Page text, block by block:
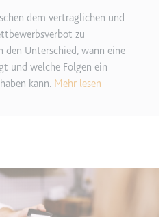
Storage
dem vertraglichen und
zu
den Unterschied, wann eine
und welche Folgen ein
kann. Mehr lesen